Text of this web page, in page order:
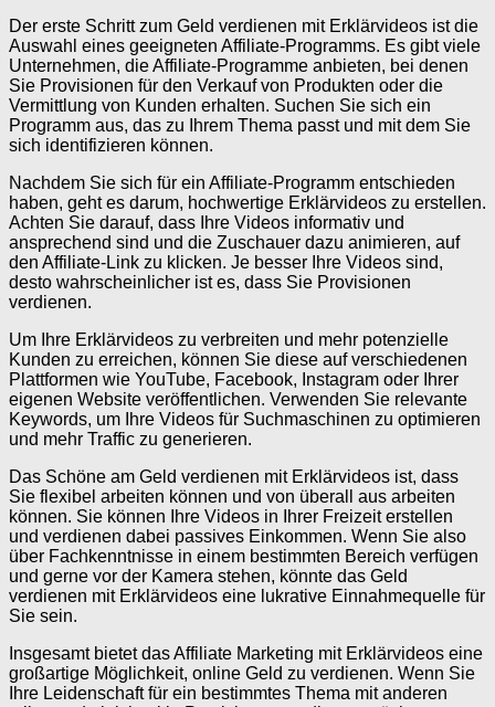
Der erste Schritt zum Geld verdienen mit Erklärvideos ist die
Auswahl eines geeigneten Affiliate-Programms. Es gibt viele
Unternehmen, die Affiliate-Programme anbieten, bei denen
Sie Provisionen für den Verkauf von Produkten oder die
Vermittlung von Kunden erhalten. Suchen Sie sich ein
Programm aus, das zu Ihrem Thema passt und mit dem Sie
sich identifizieren können.
Nachdem Sie sich für ein Affiliate-Programm entschieden
haben, geht es darum, hochwertige Erklärvideos zu erstellen.
Achten Sie darauf, dass Ihre Videos informativ und
ansprechend sind und die Zuschauer dazu animieren, auf
den Affiliate-Link zu klicken. Je besser Ihre Videos sind,
desto wahrscheinlicher ist es, dass Sie Provisionen
verdienen.
Um Ihre Erklärvideos zu verbreiten und mehr potenzielle
Kunden zu erreichen, können Sie diese auf verschiedenen
Plattformen wie YouTube, Facebook, Instagram oder Ihrer
eigenen Website veröffentlichen. Verwenden Sie relevante
Keywords, um Ihre Videos für Suchmaschinen zu optimieren
und mehr Traffic zu generieren.
Das Schöne am Geld verdienen mit Erklärvideos ist, dass
Sie flexibel arbeiten können und von überall aus arbeiten
können. Sie können Ihre Videos in Ihrer Freizeit erstellen
und verdienen dabei passives Einkommen. Wenn Sie also
über Fachkenntnisse in einem bestimmten Bereich verfügen
und gerne vor der Kamera stehen, könnte das Geld
verdienen mit Erklärvideos eine lukrative Einnahmequelle für
Sie sein.
Insgesamt bietet das Affiliate Marketing mit Erklärvideos eine
großartige Möglichkeit, online Geld zu verdienen. Wenn Sie
Ihre Leidenschaft für ein bestimmtes Thema mit anderen